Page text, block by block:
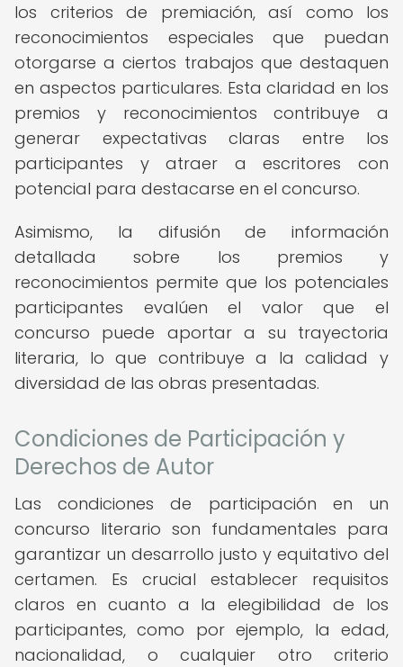
los criterios de premiación, así como los
reconocimientos especiales que puedan
otorgarse a ciertos trabajos que destaquen
en aspectos particulares. Esta claridad en los
premios y reconocimientos contribuye a
generar expectativas claras entre los
participantes y atraer a escritores con
potencial para destacarse en el concurso.
Asimismo, la difusión de información
detallada sobre los premios y
reconocimientos permite que los potenciales
participantes evalúen el valor que el
concurso puede aportar a su trayectoria
literaria, lo que contribuye a la calidad y
diversidad de las obras presentadas.
Condiciones de Participación y
Derechos de Autor
Las condiciones de participación en un
concurso literario son fundamentales para
garantizar un desarrollo justo y equitativo del
certamen. Es crucial establecer requisitos
claros en cuanto a la elegibilidad de los
participantes, como por ejemplo, la edad,
nacionalidad, o cualquier otro criterio